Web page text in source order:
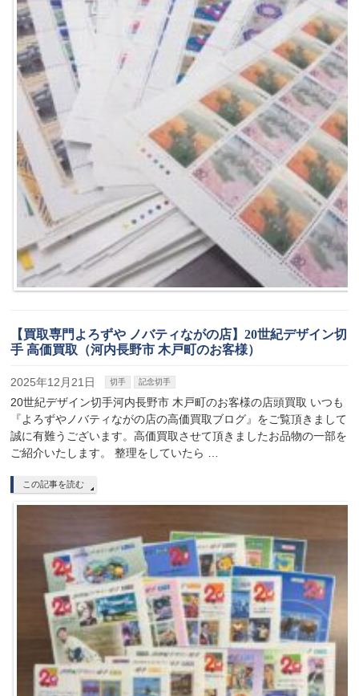
【買取専門よろずや ノバティながの店】20世紀デザイン切
手 高価買取（河内長野市 木戸町のお客様）
2025年12月21日 切手 記念切手
20世紀デザイン切手河内長野市 木戸町のお客様の店頭買取 いつも
『よろずやノバティながの店の高価買取ブログ』をご覧頂きまして
誠に有難うございます。高価買取させて頂きましたお品物の一部を
ご紹介いたします。 整理をしていたら …
この記事を読む